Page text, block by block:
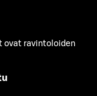
ovat ravintoloiden